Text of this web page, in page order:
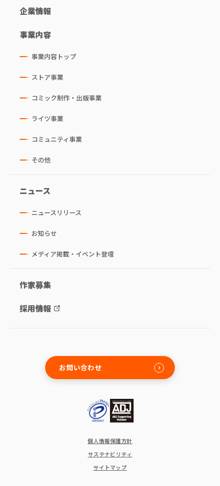
企業情報
事業内容
事業内容トップ
ストア事業
コミック制作・出版事業
ライツ事業
コミュニティ事業
その他
ニュース
ニュースリリース
お知らせ
メディア掲載・イベント登壇
作家募集
採用情報
お問い合わせ
個人情報保護方針
サステナビリティ
サイトマップ